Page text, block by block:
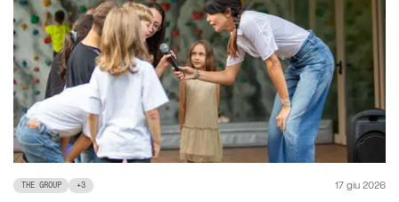
THE GROUP +3 17 giu 2026